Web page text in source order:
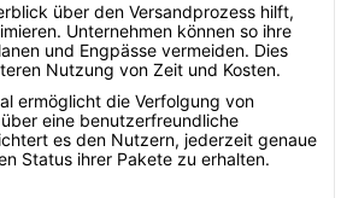
über den Versandprozess hilft,
Unternehmen können so ihre
und Engpässe vermeiden. Dies
Nutzung von Zeit und Kosten.
ermöglicht die Verfolgung von
eine benutzerfreundliche
es den Nutzern, jederzeit genaue
Status ihrer Pakete zu erhalten.